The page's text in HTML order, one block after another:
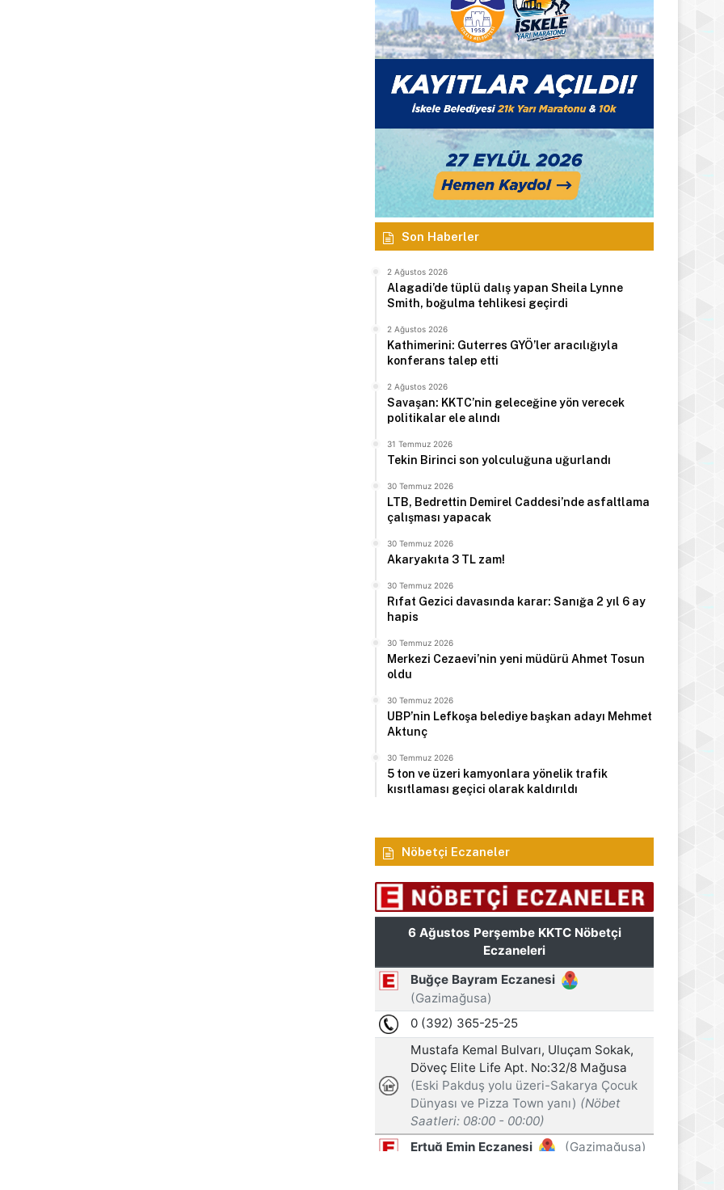
Son Haberler
2 Ağustos 2026
Alagadi’de tüplü dalış yapan Sheila Lynne
Smith, boğulma tehlikesi geçirdi
2 Ağustos 2026
Kathimerini: Guterres GYÖ’ler aracılığıyla
konferans talep etti
2 Ağustos 2026
Savaşan: KKTC’nin geleceğine yön verecek
politikalar ele alındı
31 Temmuz 2026
Tekin Birinci son yolculuğuna uğurlandı
30 Temmuz 2026
LTB, Bedrettin Demirel Caddesi’nde asfaltlama
çalışması yapacak
30 Temmuz 2026
Akaryakıta 3 TL zam!
30 Temmuz 2026
Rıfat Gezici davasında karar: Sanığa 2 yıl 6 ay
hapis
30 Temmuz 2026
Merkezi Cezaevi’nin yeni müdürü Ahmet Tosun
oldu
30 Temmuz 2026
UBP’nin Lefkoşa belediye başkan adayı Mehmet
Aktunç
30 Temmuz 2026
5 ton ve üzeri kamyonlara yönelik trafik
kısıtlaması geçici olarak kaldırıldı
Nöbetçi Eczaneler